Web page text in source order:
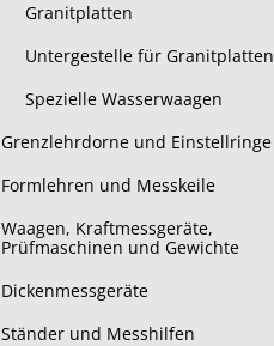
Granitplatten
Untergestelle für Granitplatten
Spezielle Wasserwaagen
Grenzlehrdorne und Einstellringe
Formlehren und Messkeile
Waagen, Kraftmessgeräte,
Prüfmaschinen und Gewichte
Dickenmessgeräte
Ständer und Messhilfen